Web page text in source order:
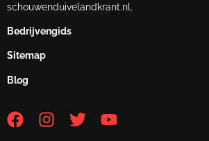
schouwenduivelandkrant.nl.
Bedrijvengids
Sitemap
Blog